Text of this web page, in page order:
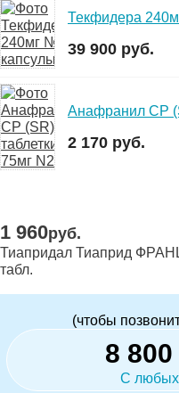
Текфидера
39 900 руб.
Анафранил СР
2 170 руб.
1 960руб.
Тиапридал Тиаприд
табл.
(чтобы
8
С